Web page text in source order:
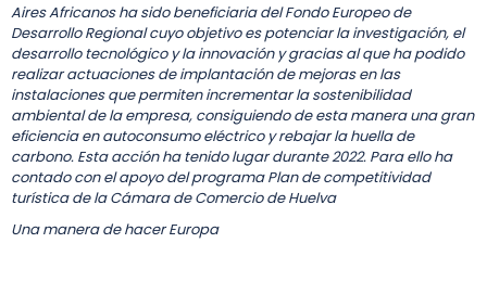
Aires Africanos ha sido beneficiaria del Fondo Europeo de
Desarrollo Regional cuyo objetivo es potenciar la investigación, el
desarrollo tecnológico y la innovación y gracias al que ha podido
realizar actuaciones de implantación de mejoras en las
instalaciones que permiten incrementar la sostenibilidad
ambiental de la empresa, consiguiendo de esta manera una gran
eficiencia en autoconsumo eléctrico y rebajar la huella de
carbono. Esta acción ha tenido lugar durante 2022. Para ello ha
contado con el apoyo del programa Plan de competitividad
turística de la Cámara de Comercio de Huelva
Una manera de hacer Europa